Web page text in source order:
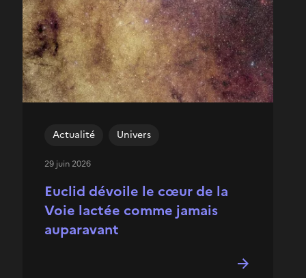
Euclid dévoile le cœur de la
Voie lactée comme jamais
auparavant
Actualité Univers
29 juin 2026